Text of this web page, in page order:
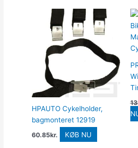
HPAUTO Cykelholder,
bagmonteret 12919
60.85kr. KØB NU